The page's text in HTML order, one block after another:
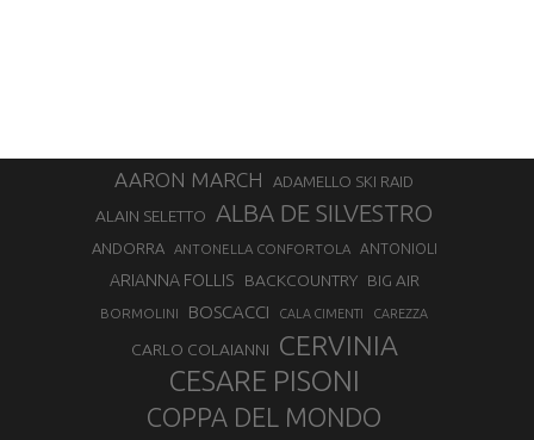
AARON MARCH ADAMELLO SKI RAID
ALAIN SELETTO ALBA DE SILVESTRO
ANDORRA ANTONELLA CONFORTOLA ANTONIOLI
ARIANNA FOLLIS BACKCOUNTRY BIG AIR
BORMOLINI BOSCACCI CALA CIMENTI CAREZZA
CARLO COLAIANNI CERVINIA
CESARE PISONI
COPPA DEL MONDO